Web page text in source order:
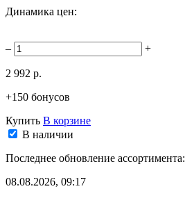
Динамика цен:
– +
2 992 р.
+150 бонусов
Купить В корзине
В наличии
Последнее обновление ассортимента:
08.08.2026, 09:17